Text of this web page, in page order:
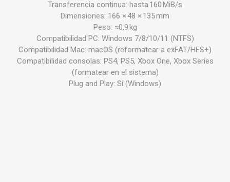
Transferencia continua: hasta 160 MiB/s
Dimensiones: 166 × 48 × 135 mm
Peso: ≈0,9 kg
Compatibilidad PC: Windows 7/8/10/11 (NTFS)
Compatibilidad Mac: macOS (reformatear a exFAT/HFS+)
Compatibilidad consolas: PS4, PS5, Xbox One, Xbox Series
(formatear en el sistema)
Plug and Play: Sí (Windows)